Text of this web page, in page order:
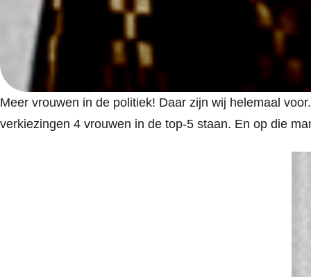
Meer vrouwen in de politiek! Daar zijn wij helemaal
verkiezingen 4 vrouwen in de top-5 staan. En op die